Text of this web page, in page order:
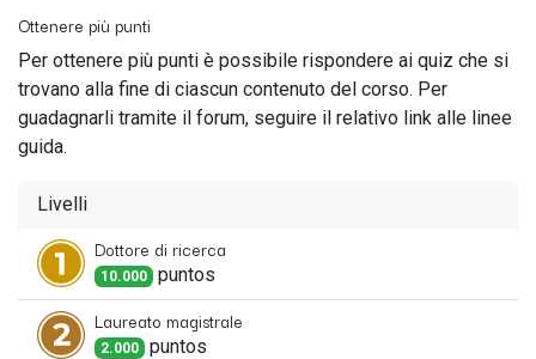
Ottenere più punti
Per ottenere più punti è possibile rispondere ai quiz che si
trovano alla fine di ciascun contenuto del corso. Per
guadagnarli tramite il forum, seguire il relativo link alle linee
guida.
Livelli
Dottore di ricerca
10.000 puntos
Laureato magistrale
2.000 puntos